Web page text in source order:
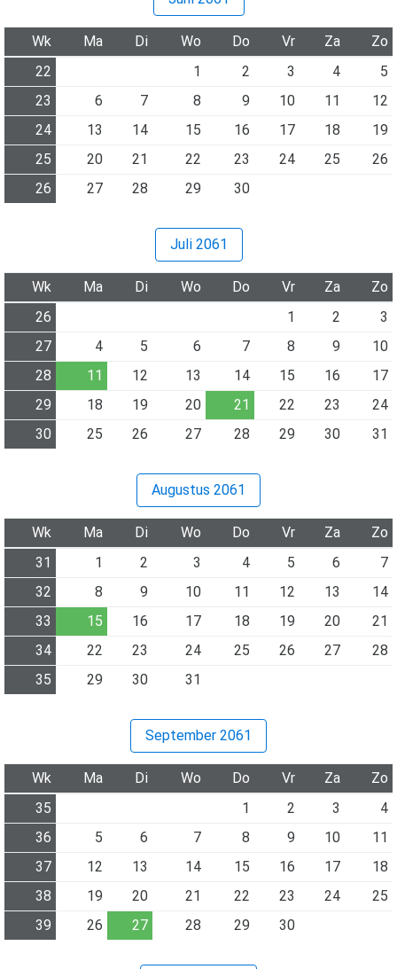
Wk Ma Di Wo Do Vr Za
Zo
22
1 2 3 4
5
23
6 7 8 9 10 11
12
24
13 14 15 16 17 18
19
25
20 21 22 23 24 25
26
26
27 28 29 30
Juli 2061
Wk Ma Di Wo Do Vr Za
Zo
26
1 2
3
27
4 5 6 7 8 9
10
28
11 12 13 14 15 16
17
29
18 19 20 21 22 23
24
30
25 26 27 28 29 30 31
Augustus 2061
Wk Ma Di Wo Do Vr Za
Zo
31
1 2 3 4 5 6
7
32
8 9 10 11 12 13
14
33
15 16 17 18 19 20
21
34
22 23 24 25 26 27
28
35
29 30 31
September 2061
Wk Ma Di Wo Do Vr Za
Zo
35
1 2 3
4
36
5 6 7 8 9 10
11
37
12 13 14 15 16 17
18
38
19 20 21 22 23 24
25
39
26 27 28 29 30